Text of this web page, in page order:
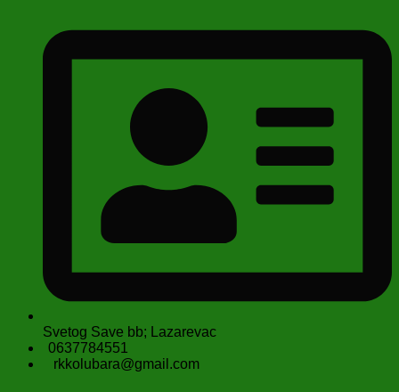
Svetog Save bb; Lazarevac
0637784551
rkkolubara@gmail.com